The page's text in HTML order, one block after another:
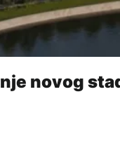
novog